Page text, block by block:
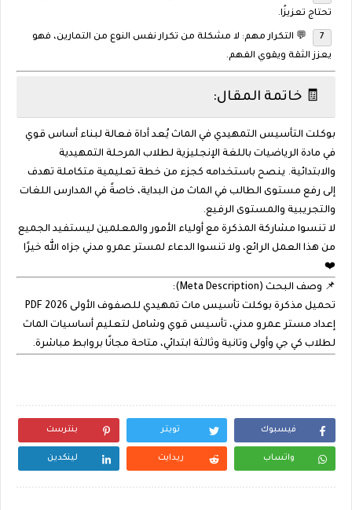
تحتاج تعزيزًا.
💬التكرار مهم: لا مشكلة من تكرار نفس النوع من التمارين، فهو
يعزز الثقة ويقوي الفهم.
🧾 خاتمة المقال:
بوكلت التأسيس التمهيدي في الماث يُعد أداة فعالة لبناء أساس قوي
في مادة الرياضيات باللغة الإنجليزية لطلاب المرحلة التمهيدية
والابتدائية. ينصح باستخدامه كجزء من خطة تعليمية متكاملة تهدف
إلى رفع مستوى الطالب في الماث من البداية، خاصةً في المدارس اللغات
والتجريبية والمستوى الرفيع.
لا تنسوا مشاركة المذكرة مع أولياء الأمور والمعلمين ليستفيد الجميع
من هذا العمل الرائع، ولا تنسوا الدعاء لمسترعمرو مدنيجزاه الله خيرًا
❤️
📌 وصف البحث (Meta Description):
تحميل مذكرة بوكلت تأسيس ماث تمهيدي للصفوف الأولى 2026 PDF
إعداد مستر عمرو مدني، تأسيس قوي وشامل لتعليم أساسيات الماث
لطلاب كي جي وأولى وتانية وثالثة ابتدائي، متاحة مجانًا بروابط مباشرة.
فيسبوك تويتر بنترست
واتساب ريدايت لينكدين